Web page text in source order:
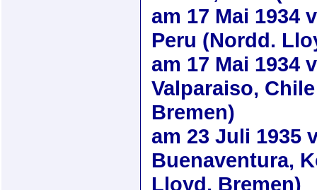
am 17 Mai 1934
Peru (Nordd.
am 17 Mai 1934
Valparaiso,
Bremen)
am 23 Juli 1935
Buenaventura,
Lloyd, Bremen)